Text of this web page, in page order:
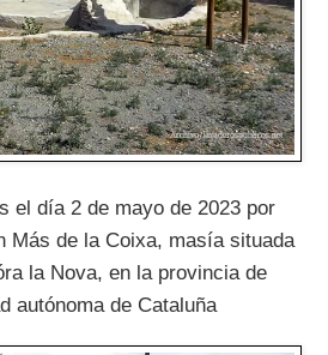
el día 2 de mayo de 2023 por
Más de la Coixa, masía situada
la Nova, en la provincia de
autónoma de Cataluña